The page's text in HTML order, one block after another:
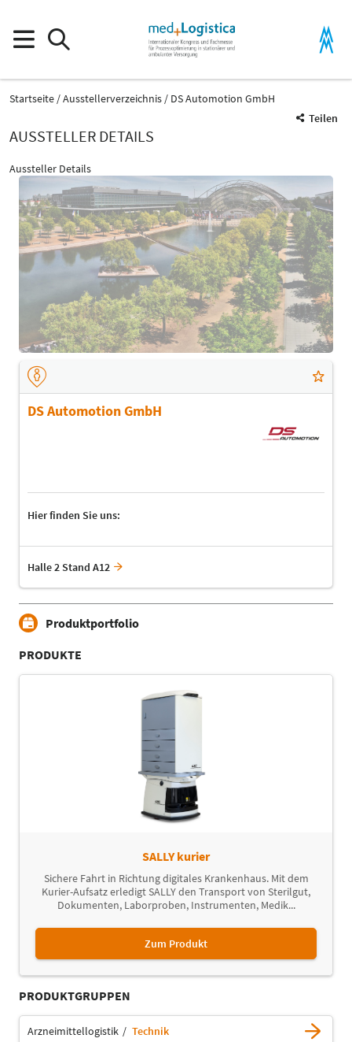
Startseite Ausstellerverzeichnis
DS Automotion GmbH
Teilen
AUSSTELLER DETAILS
Aussteller Details
DS Automotion GmbH
Hier finden Sie uns:
Halle 2 Stand A12
Produktportfolio
PRODUKTE
SALLY kurier
Sichere Fahrt in Richtung digitales Krankenhaus. Mit dem
Kurier-Aufsatz erledigt SALLY den Transport von Sterilgut,
Dokumenten, Laborproben, Instrumenten, Medik...
Zum Produkt
PRODUKTGRUPPEN
Arzneimittellogistik Technik